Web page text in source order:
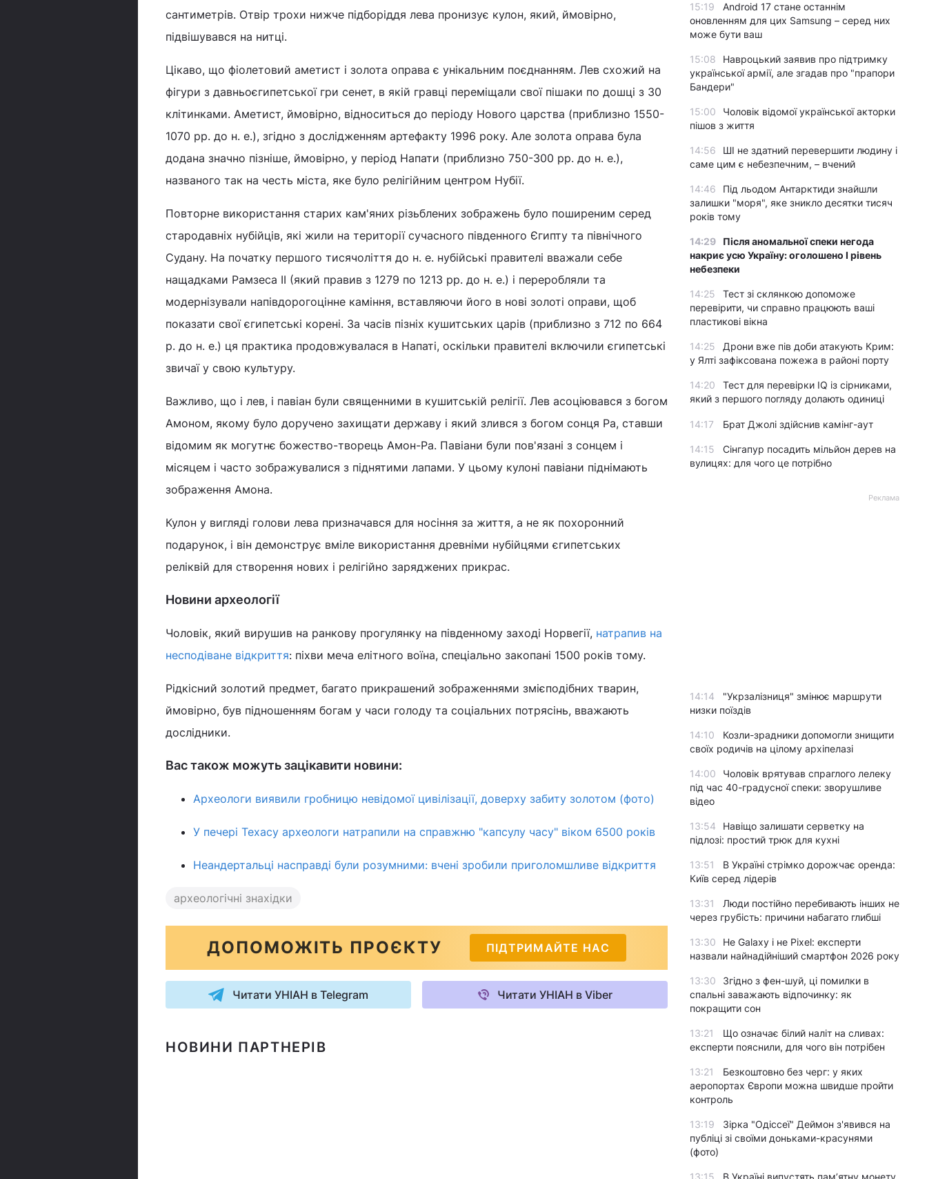
сантиметрів. Отвір трохи нижче підборіддя лева пронизує кулон, який, ймовірно,
підвішувався на нитці.
Цікаво, що фіолетовий аметист і золота оправа є унікальним поєднанням. Лев схожий на
фігури з давньоєгипетської гри сенет, в якій гравці переміщали свої пішаки по дошці з 30
клітинками. Аметист, ймовірно, відноситься до періоду Нового царства (приблизно 1550-
1070 рр. до н. е.), згідно з дослідженням артефакту 1996 року. Але золота оправа була
додана значно пізніше, ймовірно, у період Напати (приблизно 750-300 рр. до н. е.),
названого так на честь міста, яке було релігійним центром Нубії.
Повторне використання старих кам'яних різьблених зображень було поширеним серед
стародавніх нубійців, які жили на території сучасного південного Єгипту та північного
Судану. На початку першого тисячоліття до н. е. нубійські правителі вважали себе
нащадками Рамзеса II (який правив з 1279 по 1213 рр. до н. е.) і переробляли та
модернізували напівдорогоцінне каміння, вставляючи його в нові золоті оправи, щоб
показати свої єгипетські корені. За часів пізніх кушитських царів (приблизно з 712 по 664
р. до н. е.) ця практика продовжувалася в Напаті, оскільки правителі включили єгипетські
звичаї у свою культуру.
Важливо, що і лев, і павіан були священними в кушитській релігії. Лев асоціювався з богом
Амоном, якому було доручено захищати державу і який злився з богом сонця Ра, ставши
відомим як могутнє божество-творець Амон-Ра. Павіани були пов'язані з сонцем і
місяцем і часто зображувалися з піднятими лапами. У цьому кулоні павіани піднімають
зображення Амона.
Кулон у вигляді голови лева призначався для носіння за життя, а не як похоронний
подарунок, і він демонструє вміле використання древніми нубійцями єгипетських
реліквій для створення нових і релігійно заряджених прикрас.
Новини археології
Чоловік, який вирушив на ранкову прогулянку на південному заході Норвегії, натрапив на
несподіване відкриття: піхви меча елітного воїна, спеціально закопані 1500 років тому.
Рідкісний золотий предмет, багато прикрашений зображеннями змієподібних тварин,
ймовірно, був підношенням богам у часи голоду та соціальних потрясінь, вважають
дослідники.
Вас також можуть зацікавити новини:
Археологи виявили гробницю невідомої цивілізації, доверху забиту золотом (фото)
У печері Техасу археологи натрапили на справжню "капсулу часу" віком 6500 років
Неандертальці насправді були розумними: вчені зробили приголомшливе відкриття
археологічні знахідки
ДОПОМОЖІТЬ ПРОЄКТУ ПІДТРИМАЙТЕ НАС
Читати УНІАН в Telegram Читати УНІАН в Viber
НОВИНИ ПАРТНЕРІВ
15:19
Android 17 стане останнім
оновленням для цих Samsung – серед них
може бути ваш
15:08
Навроцький заявив про підтримку
української армії, але згадав про "прапори
Бандери"
15:00
Чоловік відомої української акторки
пішов з життя
14:56
ШІ не здатний перевершити людину і
саме цим є небезпечним, – вчений
14:46
Під льодом Антарктиди знайшли
залишки "моря", яке зникло десятки тисяч
років тому
14:29
Після аномальної спеки негода
накриє усю Україну: оголошено І рівень
небезпеки
14:25
Тест зі склянкою допоможе
перевірити, чи справно працюють ваші
пластикові вікна
14:25
Дрони вже пів доби атакують Крим:
у Ялті зафіксована пожежа в районі порту
14:20
Тест для перевірки IQ із сірниками,
який з першого погляду долають одиниці
14:17 Брат Джолі здійснив камінг-аут
14:15
Сінгапур посадить мільйон дерев на
вулицях: для чого це потрібно
Реклама
14:14
"Укрзалізниця" змінює маршрути
низки поїздів
14:10
Козли-зрадники допомогли знищити
своїх родичів на цілому архіпелазі
14:00
Чоловік врятував спраглого лелеку
під час 40-градусної спеки: зворушливе
відео
13:54
Навіщо залишати серветку на
підлозі: простий трюк для кухні
13:51
В Україні стрімко дорожчає оренда:
Київ серед лідерів
13:31
Люди постійно перебивають інших не
через грубість: причини набагато глибші
13:30
Не Galaxy і не Pixel: експерти
назвали найнадійніший смартфон 2026 року
13:30
Згідно з фен-шуй, ці помилки в
спальні заважають відпочинку: як
покращити сон
13:21
Що означає білий наліт на сливах:
експерти пояснили, для чого він потрібен
13:21
Безкоштовно без черг: у яких
аеропортах Європи можна швидше пройти
контроль
13:19
Зірка "Одіссеї" Деймон з'явився на
публіці зі своїми доньками-красунями
(фото)
13:15 В Україні випустять пам’ятну монету